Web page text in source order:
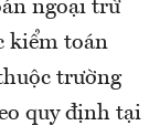
ngoại trừ
kiểm toán
trường
quy định tại